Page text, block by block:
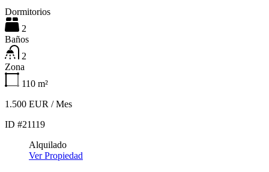
Dormitorios
2
Baños
2
Zona
110 m²
1.500 EUR / Mes
ID #21119
Alquilado
Ver Propiedad